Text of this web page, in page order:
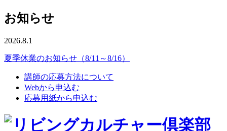
お知らせ
2026.8.1
夏季休業のお知らせ（8/11～8/16）
講師の応募方法について
Webから申込む
応募用紙から申込む